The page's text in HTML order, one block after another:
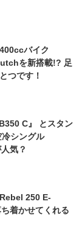
バイク
を新搭載!? 足
つです！
C』 とスタン
シングル
気？
250 E-
着かせてくれる